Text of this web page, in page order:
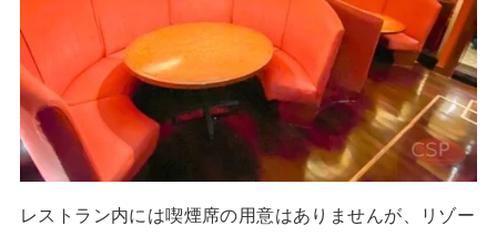
レストラン内には喫煙席の用意はありませんが、リゾー